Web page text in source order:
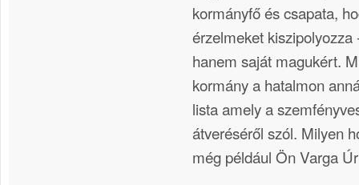
kormányfő és csapata,
érzelmeket
hanem saját magukért.
kormány a hatalmon
lista amely a
átveréséről szól. Milyen
még például Ön Varga